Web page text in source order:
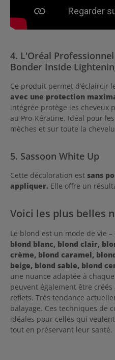
4. L'Oréal
Bonder Inside
Ce produit permet d’éclaircir
avec une protection
intégrée protège les cheveux
au Pro-Kératine. Idéal pour
mèches et sur toute la
5. Sassoon White Up
Cette décoloration est sans
appliquer. Elle offre un
Voici les plus belles
Le blond est un mode de vie
blond blanc, blond clair,
crème, blond caramel,
beige, blond sable, blond
une nuance adaptée à
peuvent également être créés
reflets. Très tendance
balayage. Ces techniques de
idéales pour celles qui
tout en préservant leur santé.